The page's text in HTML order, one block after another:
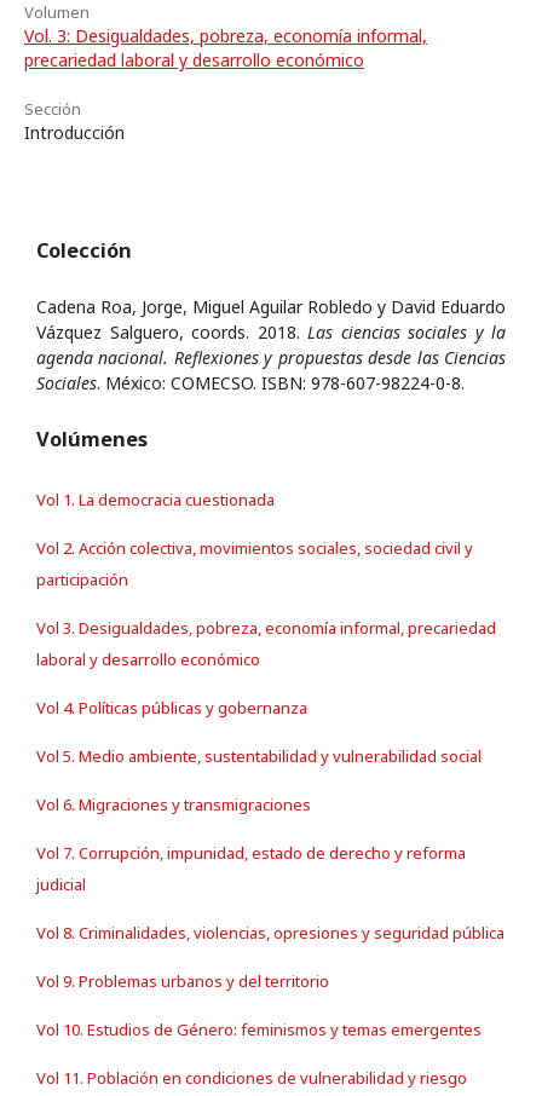
Volumen
Vol. 3: Desigualdades, pobreza, economía informal,
precariedad laboral y desarrollo económico
Sección
Introducción
Colección
Cadena Roa, Jorge, Miguel Aguilar Robledo y David Eduardo
Vázquez Salguero, coords. 2018. Las ciencias sociales y la
agenda nacional. Reflexiones y propuestas desde las Ciencias
Sociales. México: COMECSO. ISBN: 978-607-98224-0-8.
Volúmenes
Vol 1. La democracia cuestionada
Vol 2. Acción colectiva, movimientos sociales, sociedad civil y
participación
Vol 3. Desigualdades, pobreza, economía informal, precariedad
laboral y desarrollo económico
Vol 4. Políticas públicas y gobernanza
Vol 5. Medio ambiente, sustentabilidad y vulnerabilidad social
Vol 6. Migraciones y transmigraciones
Vol 7. Corrupción, impunidad, estado de derecho y reforma
judicial
Vol 8. Criminalidades, violencias, opresiones y seguridad pública
Vol 9. Problemas urbanos y del territorio
Vol 10. Estudios de Género: feminismos y temas emergentes
Vol 11. Población en condiciones de vulnerabilidad y riesgo